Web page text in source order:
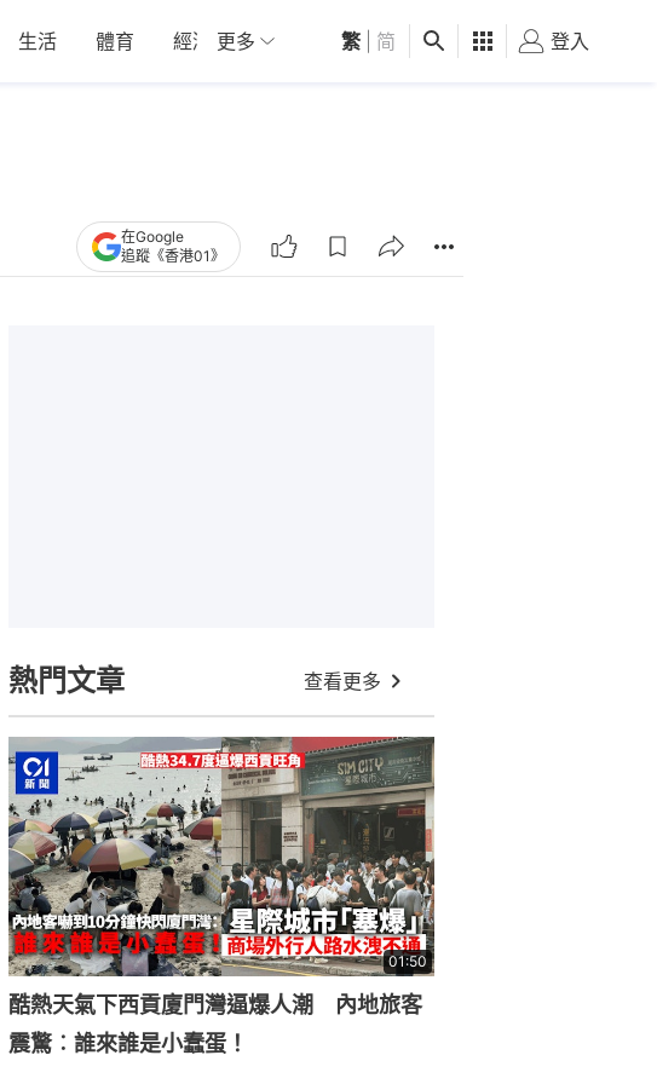
生活 體育 經濟 01深圳 觀點 健康 好食玩飛
更多 繁 简 登入
在Google
追蹤《香港01》
熱門文章 查看更多
01:50
酷熱天氣下西貢廈門灣逼爆人潮 內地旅客
震驚︰誰來誰是小蠢蛋！